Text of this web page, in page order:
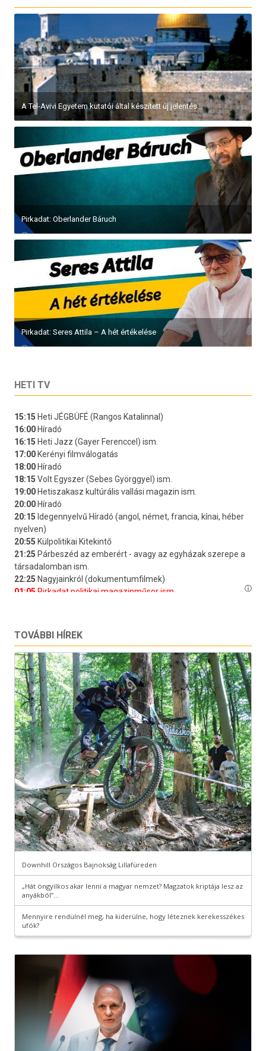
A Tel-Avivi Egyetem kutatói által készített új jelentés...
Pirkadat: Oberlander Báruch
Pirkadat: Seres Attila – A hét értékelése
HETI TV
TOVÁBBI HÍREK